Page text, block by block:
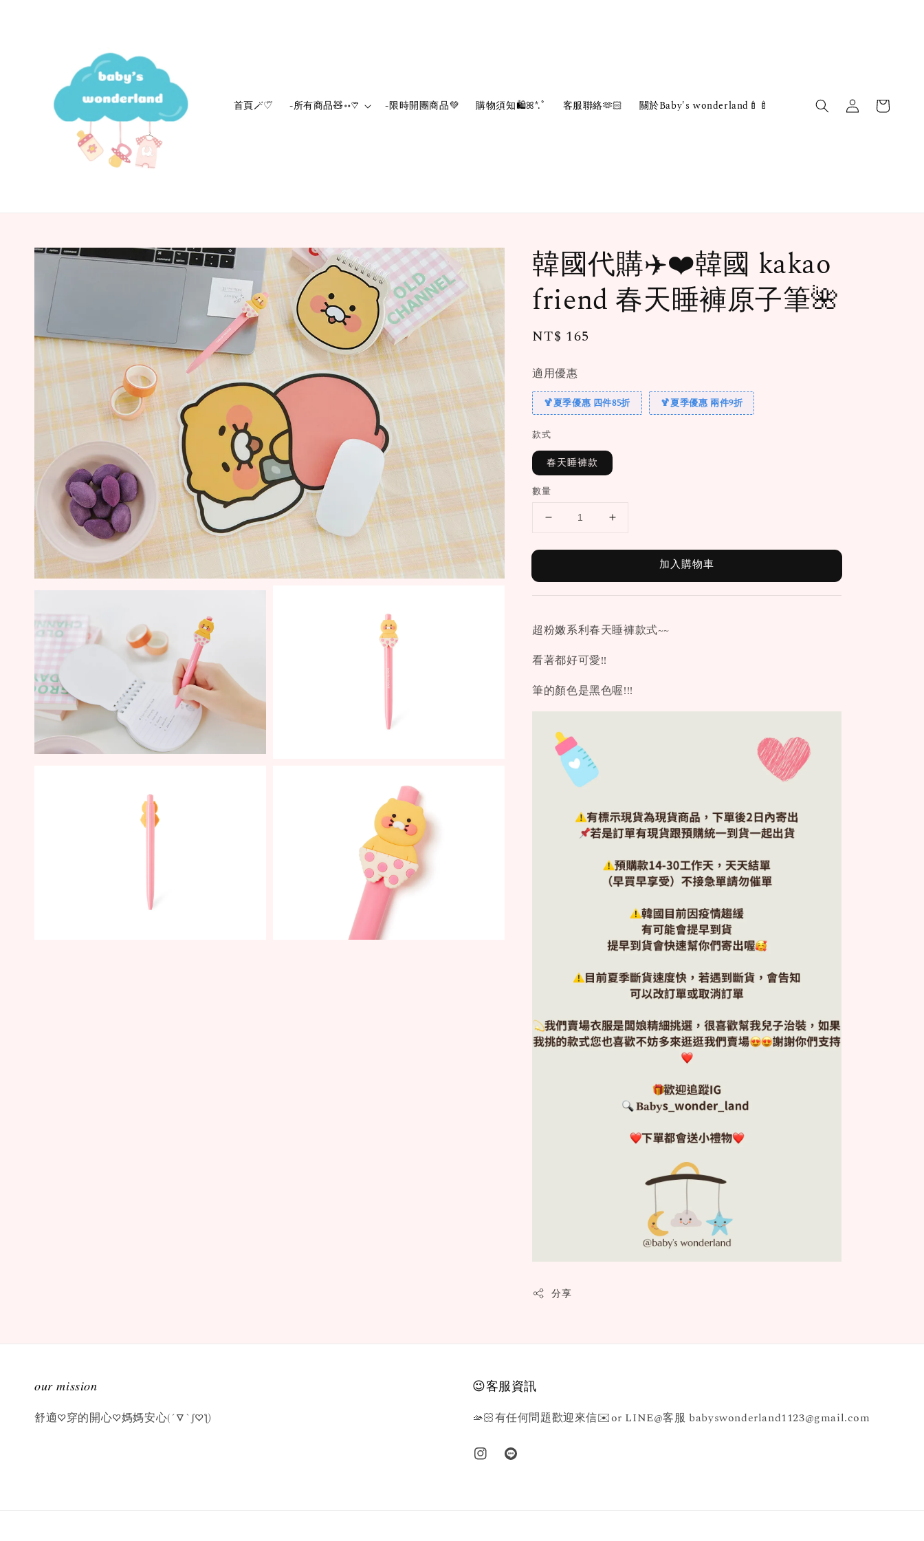
首頁🪄‎♡⃛ -所有商品🧸॰॰♡⃛ -限時開團商品💚‪ 購物須知🛍️ꕤ*.ﾟ 客服聯絡🫶🏻 關於Baby's wonderland🍼🍼
韓國代購✈️❤️韓國 kakao
friend 春天睡褲原子筆🌺
Regular
NT$ 165
適用優惠
🍹夏季優惠 四件85折 🍹夏季優惠 兩件9折
款式
春天睡褲款
數量
加入購物車
超粉嫩系利春天睡褲款式~~
看著都好可愛!!
筆的顏色是黑色喔!!!
分享
𝑜𝑢𝑟 𝑚𝑖𝑠𝑠𝑖𝑜𝑛
舒適♡穿的開心♡媽媽安心(´▽`ʃ♡ƪ)
😉客服資訊
🫴🏻有任何問題歡迎來信✉️or LINE@客服 babyswonderland1123@gmail.com